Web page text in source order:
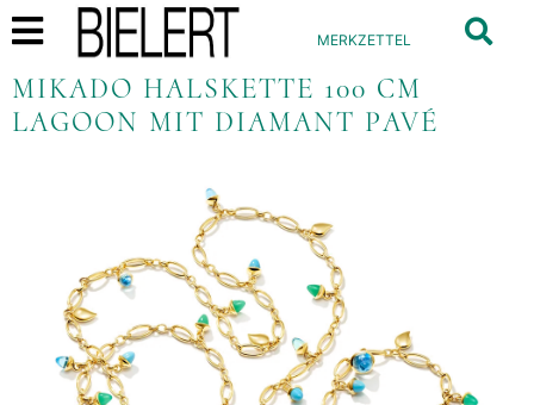
MERKZETTEL
MIKADO HALSKETTE 100 CM
LAGOON MIT DIAMANT PAVÉ